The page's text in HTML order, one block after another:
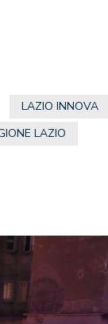
LAZIO INNOVA
LAZIO